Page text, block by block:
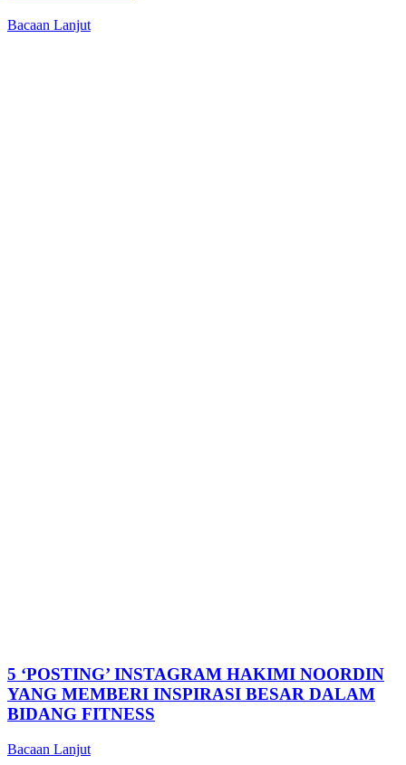
Bacaan Lanjut
5 ‘POSTING’ INSTAGRAM HAKIMI NOORDIN
YANG MEMBERI INSPIRASI BESAR DALAM
BIDANG FITNESS
Bacaan Lanjut